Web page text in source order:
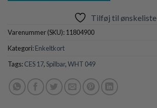
Tilføj til ønskeliste
Varenummer (SKU):11804900
Kategori:Enkeltkort
Tags:CES 17,Spilbar,WHT 049